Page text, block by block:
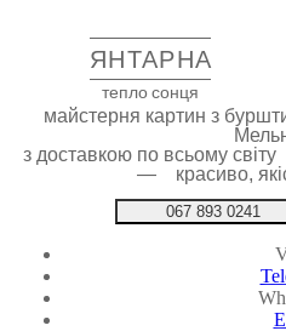
ЯНТАРНА
тепло сонця
майстерня картин з
з доставкою по всьому
— красиво,
067 893 0241